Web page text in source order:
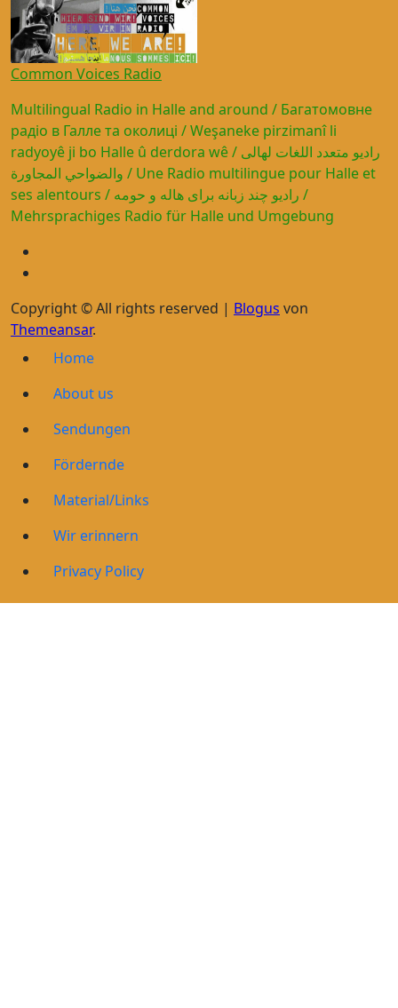
Common Voices Radio
Multilingual Radio in Halle and around / Багатомовне
радіо в Галле та околиці / Weşaneke pirzimanî li
radyoyê ji bo Halle û derdora wê / راديو متعدد اللغات لهالى
والضواحي المجاورة / Une Radio multilingue pour Halle et
ses alentours / رادیو چند زبانه برای هاله و حومه /
Mehrsprachiges Radio für Halle und Umgebung
Copyright © All rights reserved | Blogus von
Themeansar.
Home
About us
Sendungen
Fördernde
Material/Links
Wir erinnern
Privacy Policy